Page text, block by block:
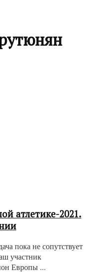
атлетике-2021.
пока не сопутствует
участник
Европы ...